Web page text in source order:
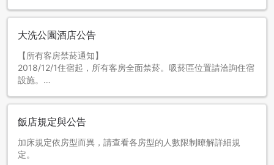
大洗公園酒店公告
【所有客房禁菸通知】
2018/12/1住宿起，所有客房全面禁菸。吸菸區位置請洽詢住宿
設施。
飯店規定與公告
加床規定依房型而異，請查看各房型的人數限制瞭解詳細規
定。